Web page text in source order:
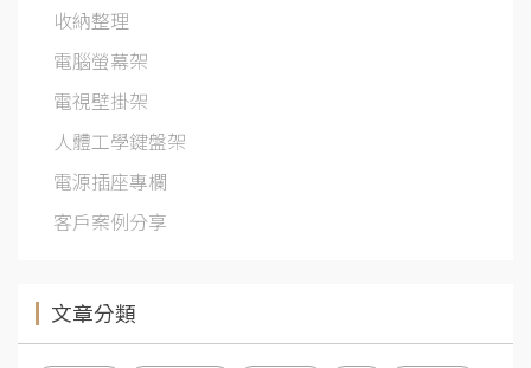
收納整理
電腦螢幕架
電視壁掛架
人體工學鍵盤架
電源插座專欄
客戶案例分享
文章分類